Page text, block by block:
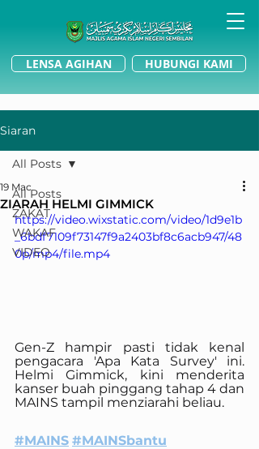
LENSA AGIHAN HUBUNGI KAMI
Siaran
All Posts
ZAKAT
WAKAF
VIDEO
All Posts
ZIARAH HELMI GIMMICK
19 Mac
https://video.wixstatic.com/video/1d9e1b
_6bdf7109f73147f9a2403bf8c6acb947/48
0p/mp4/file.mp4
Gen-Z hampir pasti tidak kenal
pengacara 'Apa Kata Survey' ini.
Helmi Gimmick, kini menderita
kanser buah pinggang tahap 4 dan
MAINS tampil menziarahi beliau.
#MAINS #MAINSbantu